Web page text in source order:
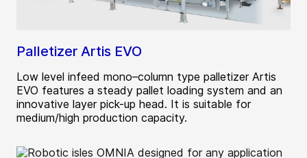
Palletizer Artis EVO
Low level infeed mono–column type palletizer Artis
EVO features a steady pallet loading system and an
innovative layer pick-up head. It is suitable for
medium/high production capacity.